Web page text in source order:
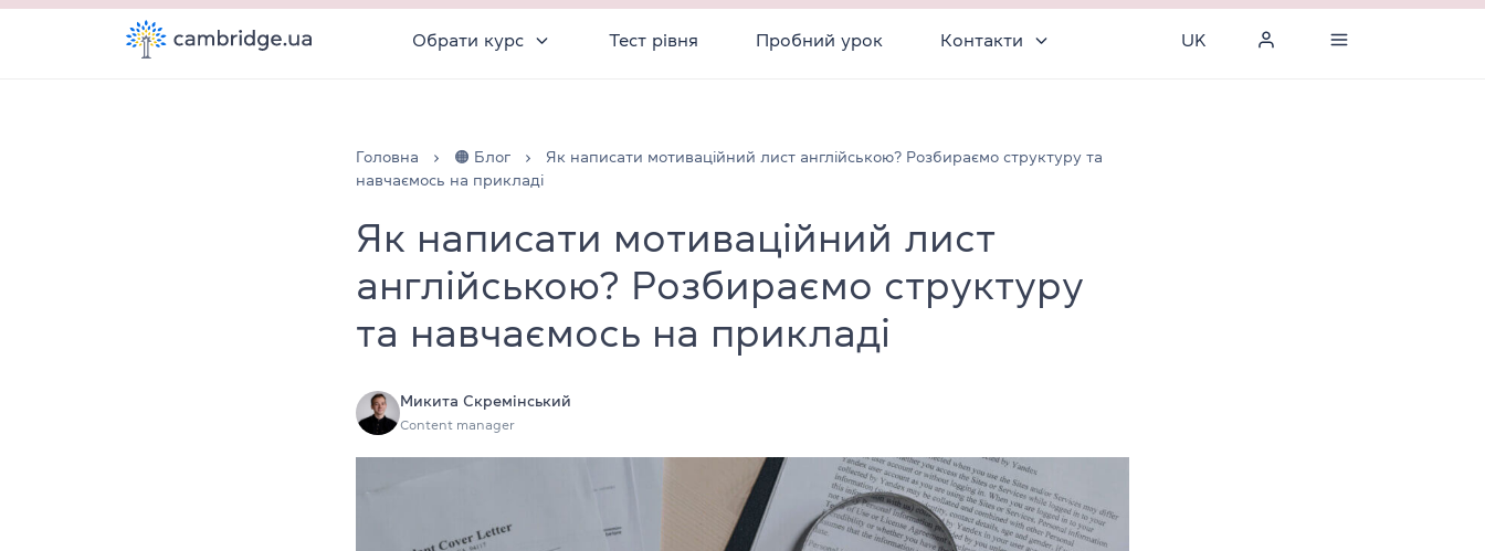
Обрати курс Тест рівня Пробний урок Контакти UK
Головна 🟠 Блог
Як написати мотиваційний лист англійською? Розбираємо структуру та
навчаємось на прикладі
Як написати мотиваційний лист
англійською? Розбираємо структуру
та навчаємось на прикладі
Микита Скремінський
Content manager